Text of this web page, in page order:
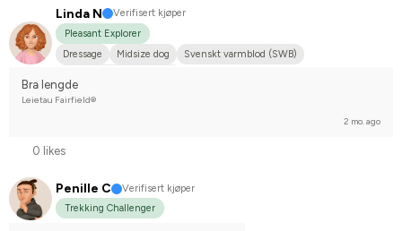
Linda N
Verifisert kjøper
Pleasant Explorer
Dressage
Midsize dog
Svenskt varmblod (SWB)
Bra lengde
Leietau Fairfield®
2 mo. ago
0 likes
Penille C
Verifisert kjøper
Trekking Challenger